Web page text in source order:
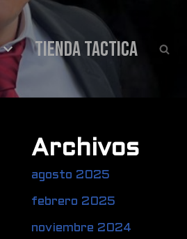
Tienda Tactica
Archivos
agosto 2025
febrero 2025
noviembre 2024